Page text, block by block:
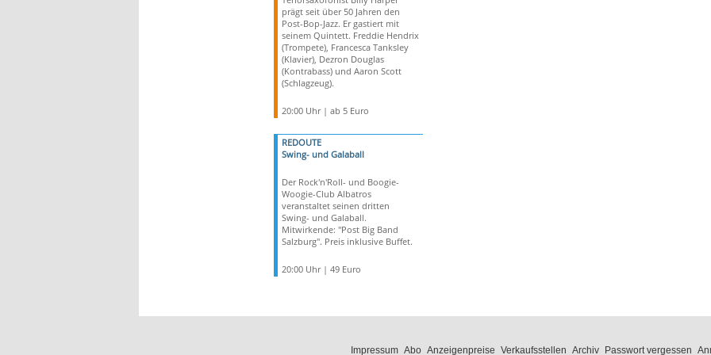
prägt seit über 50 Jahren den
Post-Bop-Jazz. Er gastiert mit
seinem Quintett. Freddie Hendrix
(Trompete), Francesca Tanksley
(Klavier), Dezron Douglas
(Kontrabass) und Aaron Scott
(Schlagzeug).
20:00 Uhr | ab 5 Euro
REDOUTE
Swing- und Galaball
Der Rock'n'Roll- und Boogie-
Woogie-Club Albatros
veranstaltet seinen dritten
Swing- und Galaball.
Mitwirkende: "Post Big Band
Salzburg". Preis inklusive Buffet.
20:00 Uhr | 49 Euro
Impressum Abo Anzeigenpreise Verkaufsstellen Archiv Passwort vergessen